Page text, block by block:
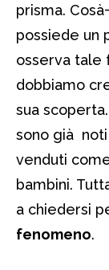
prisma.
possiede un
osserva tale
dobbiamo
sua
sono già
venduti
bambini.
a chiedersi
fenomeno.